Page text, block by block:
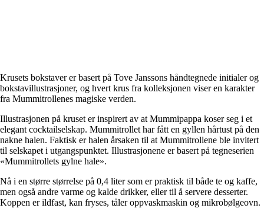
Krusets bokstaver er basert på Tove Janssons håndtegnede initialer og
bokstavillustrasjoner, og hvert krus fra kolleksjonen viser en karakter
fra Mummitrollenes magiske verden.
Illustrasjonen på kruset er inspirert av at Mummipappa koser seg i et
elegant cocktailselskap. Mummitrollet har fått en gyllen hårtust på den
nakne halen. Faktisk er halen årsaken til at Mummitrollene ble invitert
til selskapet i utgangspunktet. Illustrasjonene er basert på tegneserien
«Mummitrollets gylne hale».
Nå i en større størrelse på 0,4 liter som er praktisk til både te og kaffe,
men også andre varme og kalde drikker, eller til å servere desserter.
Koppen er ildfast, kan fryses, tåler oppvaskmaskin og mikrobølgeovn.